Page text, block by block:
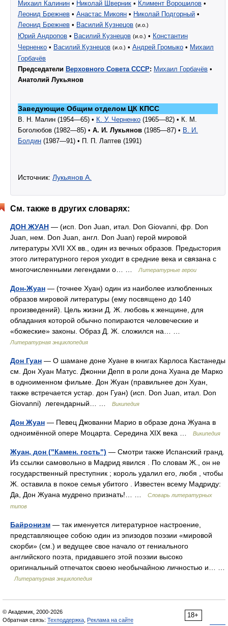
Михаил Калинин • Николай Шверник • Климент Ворошилов •
Леонид Брежнев • Анастас Микоян • Николай Подгорный •
Леонид Брежнев • Василий Кузнецов (и.о.)
Юрий Андропов • Василий Кузнецов (и.о.) • Константин
Черненко • Василий Кузнецов (и.о.) • Андрей Громыко • Михаил
Горбачёв
Председатели Верховного Совета СССР: Михаил Горбачёв •
Анатолий Лукьянов
Заведующие Общим отделом ЦК КПСС
В. Н. Малин (1954—65) • К. У. Черненко (1965—82) • К. М.
Боголюбов (1982—85) • А. И. Лукьянов (1985—87) • В. И.
Болдин (1987—91) • П. П. Лаптев (1991)
Источник: Лукьянов А.
См. также в других словарях:
ДОН ЖУАН — (исп. Don Juan, итал. Don Giovanni, фр. Don
Juan, нем. Don Juan, англ. Don Juan) герой мировой
литературы XVII XX вв., один из вечных образов. Предыстория
этого литературного героя уходит в средние века и связана с
многочисленными легендами о… …
Литературные герои
Дон-Жуан — (точнее Хуан) один из наиболее излюбленных
образов мировой литературы (ему посвящено до 140
произведений). Цель жизни Д. Ж. любовь к женщине, для
обладания которой обычно попираются человеческие и
«божеские» законы. Образ Д. Ж. сложился на… …
Литературная энциклопедия
Дон Гуан — О шамане доне Хуане в книгах Карлоса Кастанеды
см. Дон Хуан Матус. Джонни Депп в роли дона Хуана де Марко
в одноименном фильме. Дон Жуан (правильнее дон Хуан,
также встречается устар. дон Гуан) (исп. Don Juan, итал. Don
Giovanni) легендарный… …
Википедия
Дон Жуан — Певец Джованни Марио в образе дона Жуана в
одноимённой опере Моцарта. Середина XIX века …
Википедия
Жуан, дон ("Камен. гость") — Смотри также Испанский гранд.
Из ссылки самовольно в Мадрид явился . По словам Ж., он не
государственный преступник ; король удалил его, любя , чтобы
Ж. оставила в покое семья убитого . Известен всему Мадриду:
Да, Дон Жуана мудрено признать!… …
Словарь литературных
типов
Байронизм — так именуется литературное настроение,
представляющее собою один из эпизодов поэзии «мировой
скорби» (см.) и ведущее свое начало от гениального
английского поэта, придавшего этой поэзии высоко
оригинальный отпечаток своею необычайною личностью и… …
Литературная энциклопедия
18+
© Академик, 2000-2026
Обратная связь: Техподдержка Реклама на сайте